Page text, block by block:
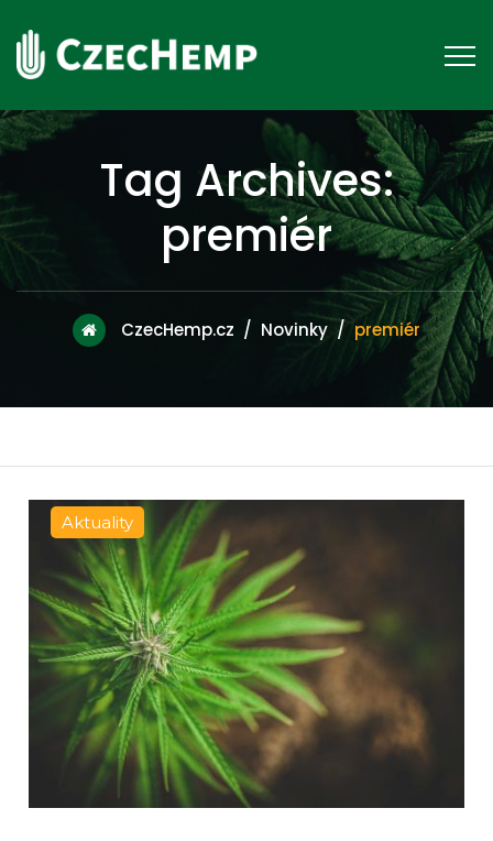
Tag Archives:
premiér
CzecHemp.cz / Novinky /premiér
Aktuality